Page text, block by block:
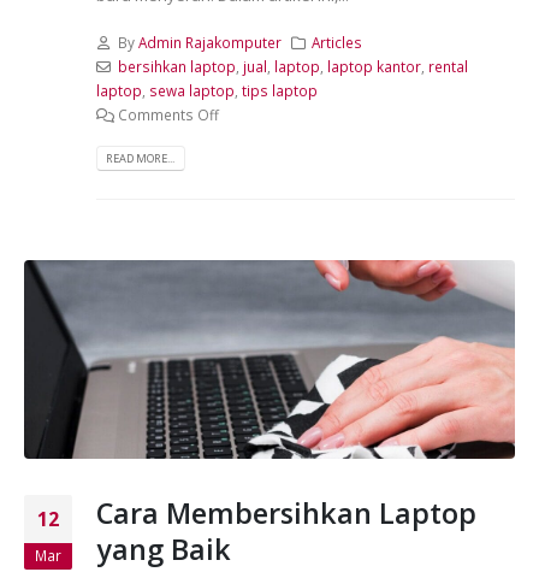
ByAdmin Rajakomputer
Articles
bersihkan laptop jual laptop laptop kantor, rental
laptop sewa laptop tips laptop
Comments Off
READ MORE...
12
Mar
Cara Membersihkan Laptop
yang Baik